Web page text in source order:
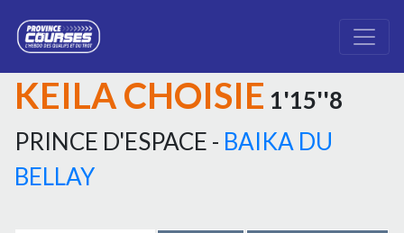
KEILA CHOISIE 1'15''8
PRINCE D'ESPACE - BAIKA DU
BELLAY